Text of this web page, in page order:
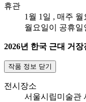
휴관
1월 1일 , 매주 월
월요일이 공휴
2026년 한국 근대 거
작품 정보 닫기
전시장소
서울시립미술관